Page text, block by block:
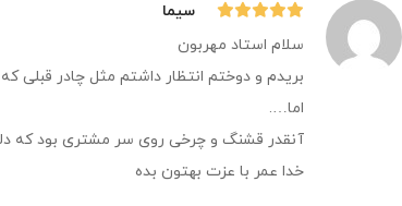
سیما
سلام استاد مهربون
بریدم و دوختم انتظار داشتم مثل چادر
اما….
آنقدر قشنگ و چرخی روی سر مشتری بود که
خدا عمر با عزت بهتون بده